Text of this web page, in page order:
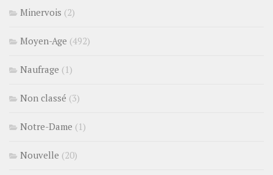
Minervois (2)
Moyen-Age (492)
Naufrage (1)
Non classé (3)
Notre-Dame (1)
Nouvelle (20)